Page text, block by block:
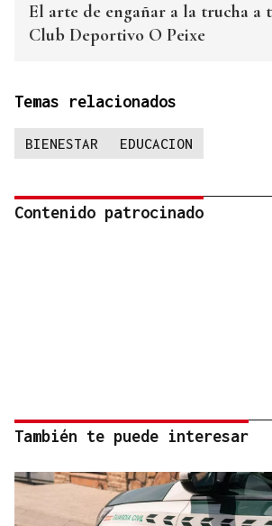
El arte de engañar a la trucha a
Club Deportivo O Peixe
Temas relacionados
BIENESTAR EDUCACION
Contenido patrocinado
También te puede interesar